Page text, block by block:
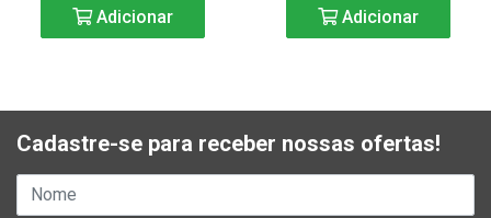
Adicionar Adicionar
Cadastre-se para receber nossas ofertas!